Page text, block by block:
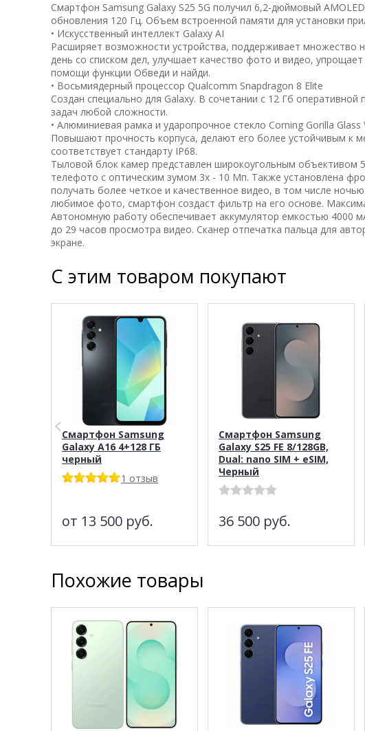
Смартфон Samsung Galaxy S25 5G получил 6,2-дюймовый
обновления 120 Гц. Объем встроенной памяти для установки
• Искусственный интеллект Galaxy AI
Расширяет возможности устройства, поддерживает множество
день со списком дел, улучшает качество фото и видео,
помощи функции Обведи и найди.
• Восьмиядерный процессор Qualcomm Snapdragon 8 Elite
Создан специально для Galaxy. В сочетании с 12 Гб
задач любой сложности.
• Алюминиевая рамка и ударопрочное стекло Corning Gorilla Glass
Повышают прочность корпуса, делают его более устойчивым к
соответствует стандарту IP68.
Тыловой блок камер представлен широкоугольным
телефото с оптическим зумом 3х - 10 Мп. Также установлена
получать более четкое и качественное видео, в том числе
любимое фото, смартфон создаст фильтр на его основе.
Автономную работу обеспечивает аккумулятор емкостью 4000
до 29 часов просмотра видео. Сканер отпечатка пальца для
экране.
С этим товаром покупают
Смартфон Samsung
Galaxy A16 4+128 ГБ
черный
1 отзыв
от 13 500 руб.
Смартфон Samsung
Galaxy S25 FE 8/128GB,
Dual: nano SIM + eSIM,
Черный
36 500 руб.
Похожие товары